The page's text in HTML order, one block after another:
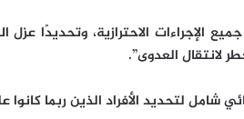
الإجراءات الاحترازية، وتحديدًا
لانتقال العدوى”.
شامل لتحديد الأفراد الذين ربما كانوا